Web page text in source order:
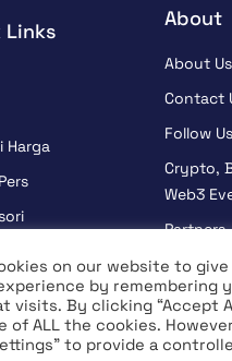
Links
Harga
About
About Us
Contact
Follow Us
Crypto,
Web3
Partners
Terms
Privacy
on our website to
by remembering
visits. By clicking “Accept
of ALL the cookies.
to provide a